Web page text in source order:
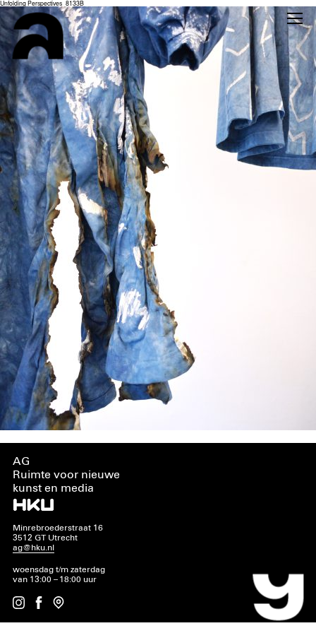
Unfolding Perspectives_8133B
AG
Ruimte voor nieuwe
kunst en media
Minrebroederstraat 16
3512 GT Utrecht
ag@hku.nl
woensdag t/m zaterdag
van 13:00 – 18:00 uur